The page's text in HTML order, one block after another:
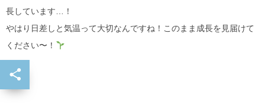
長しています…！
やはり日差しと気温って大切なんですね！このまま成長を見届けて
ください〜！